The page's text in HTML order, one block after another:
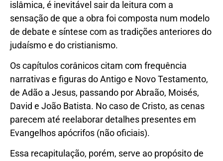
islâmica, é inevitável sair da leitura com a
sensação de que a obra foi composta num modelo
de debate e síntese com as tradições anteriores do
judaísmo e do cristianismo.
Os capítulos corânicos citam com frequência
narrativas e figuras do Antigo e Novo Testamento,
de Adão a Jesus, passando por Abraão, Moisés,
David e João Batista. No caso de Cristo, as cenas
parecem até reelaborar detalhes presentes em
Evangelhos apócrifos (não oficiais).
Essa recapitulação, porém, serve ao propósito de